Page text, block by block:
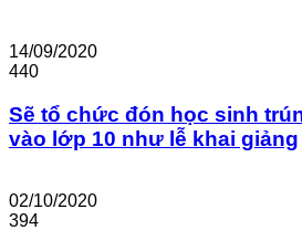
14/09/2020
440
Sẽ tổ chức đón học sinh
vào lớp 10 như lễ khai giảng
02/10/2020
394